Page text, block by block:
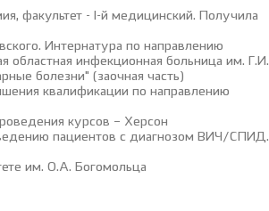
факультет - I-й медицинский. Получила
Интернатура по направлению
областная инфекционная больница им. Г.И.
болезни" (заочная часть)
квалификации по направлению
курсов – Херсон
пациентов с диагнозом ВИЧ/СПИД.
им. О.А. Богомольца